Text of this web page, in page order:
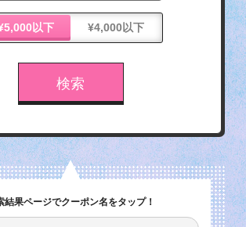
以下 ¥4,000以下
結果ページでクーポン名をタップ！